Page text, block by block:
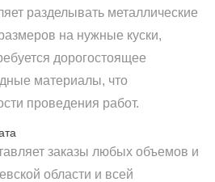
разделывать металлические
на нужные куски,
дорогостоящее
материалы, что
проведения работ.
заказы любых объемов и
области и всей